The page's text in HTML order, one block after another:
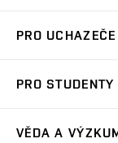
Koleje
Sport na VUT
PRO UCHAZEČE
Dny otevřených
PRO STUDENTY
VĚDA A